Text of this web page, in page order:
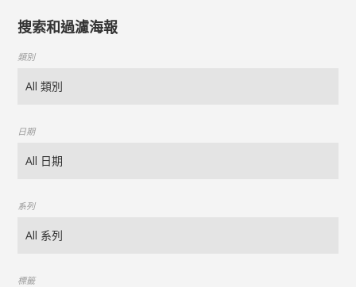
搜索和過濾海報
類別
日期
系列
標籤